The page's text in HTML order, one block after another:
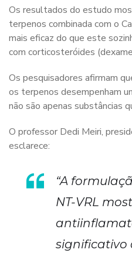
Os resultados do estudo
terpenos combinada com o
mais eficaz do que este
com corticosteróides
Os pesquisadores afirmam
os terpenos desempenham
não são apenas substâncias
O professor Dedi Meiri,
esclarece:
“A
NT-VRL
significativo